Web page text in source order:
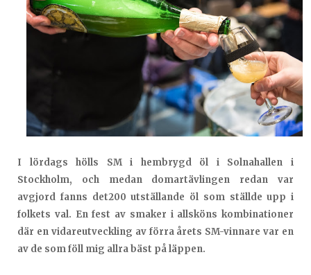
I lördags hölls SM i hembrygd öl i Solnahallen i
Stockholm, och medan domartävlingen redan var
avgjord fanns det200 utställande öl som ställde upp i
folkets val. En fest av smaker i allsköns kombinationer
där en vidareutveckling av förra årets SM-vinnare var en
av de som föll mig allra bäst på läppen.